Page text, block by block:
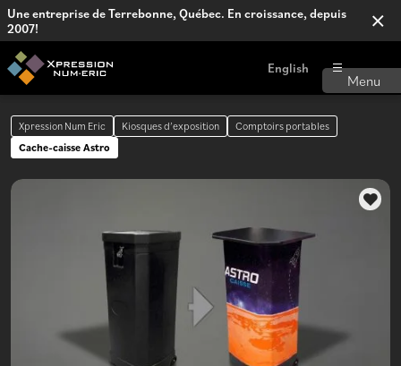
Une entreprise de Terrebonne, Québec. En croissance, depuis
2007!
English
Xpression Num Eric Kiosques d’exposition
Comptoirs portables
Cache-caisse Astro